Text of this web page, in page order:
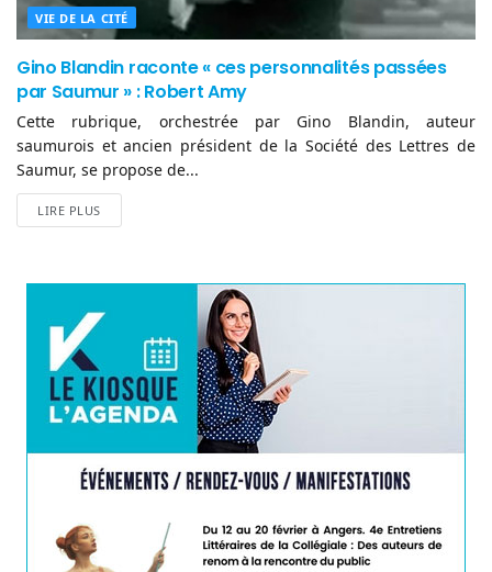
VIE DE LA CITÉ
Gino Blandin raconte « ces personnalités passées
par Saumur » : Robert Amy
Cette rubrique, orchestrée par Gino Blandin, auteur
saumurois et ancien président de la Société des Lettres de
Saumur, se propose de...
LIRE PLUS